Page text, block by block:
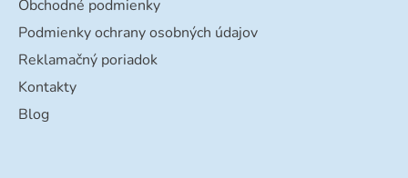
Obchodné podmienky
Podmienky ochrany osobných údajov
Reklamačný poriadok
Kontakty
Blog